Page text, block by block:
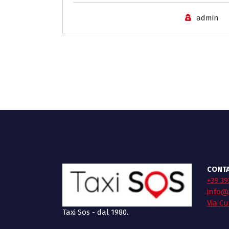
admin
Taxi Sos - dal 1980.
+39
Via